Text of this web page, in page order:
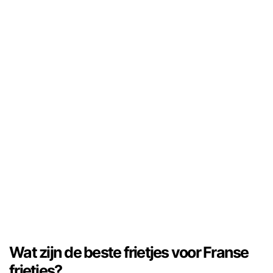
Wat zijn de beste frietjes voor Franse